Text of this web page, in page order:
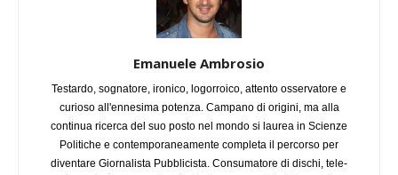
Emanuele Ambrosio
Testardo, sognatore, ironico, logorroico, attento osservatore e
curioso all'ennesima potenza. Campano di origini, ma alla
continua ricerca del suo posto nel mondo si laurea in Scienze
Politiche e contemporaneamente completa il percorso per
diventare Giornalista Pubblicista. Consumatore di dischi, tele-